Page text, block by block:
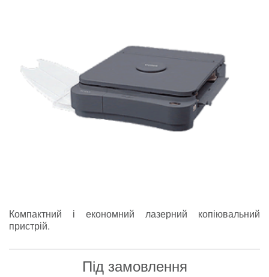
Компактний і економний лазерний копіювальний
пристрій.
Під замовлення